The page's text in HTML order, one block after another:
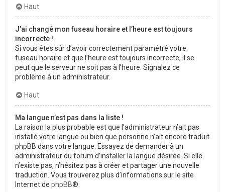
Haut
J’ai changé mon fuseau horaire et l’heure est toujours
incorrecte !
Si vous êtes sûr d’avoir correctement paramétré votre
fuseau horaire et que l’heure est toujours incorrecte, il se
peut que le serveur ne soit pas à l’heure. Signalez ce
problème à un administrateur.
Haut
Ma langue n’est pas dans la liste !
La raison la plus probable est que l’administrateur n’ait pas
installé votre langue ou bien que personne n’ait encore traduit
phpBB dans votre langue. Essayez de demander à un
administrateur du forum d’installer la langue désirée. Si elle
n’existe pas, n’hésitez pas à créer et partager une nouvelle
traduction. Vous trouverez plus d’informations sur le site
Internet de phpBB®.